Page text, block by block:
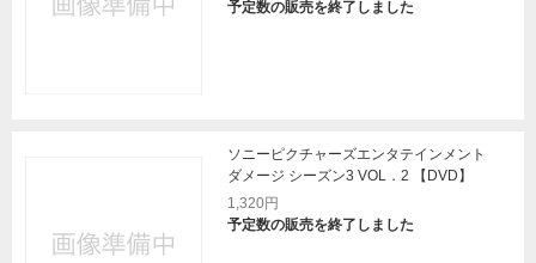
予定数の販売を終了しました
ソニーピクチャーズエンタテインメント
ダメージ シーズン3 VOL．2 【DVD】
1,320円
予定数の販売を終了しました